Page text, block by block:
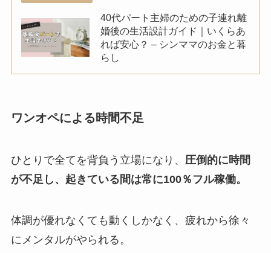
40代パート主婦のための子連れ離
婚後の生活設計ガイド｜いくらあ
れば安心？ – シンママのお金と暮
らし
ワンオペによる時間不足
ひとりで全てを背負う立場になり、 圧倒的に時間
が不足し、起きている間は常に100％フル稼働。
体調が優れなくても動くしかなく、疲れから徐々
にメンタルがやられる。